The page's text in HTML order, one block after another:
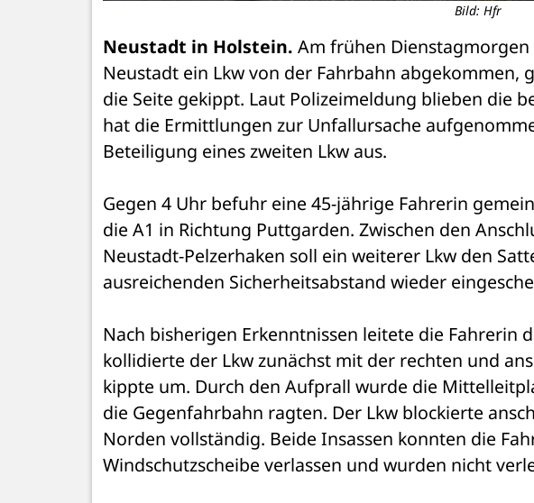
Bild: Hfr
Neustadt in Holstein. Am frühen
Neustadt ein Lkw von der Fahrbahn
die Seite gekippt. Laut Polizeimeldung blieben die
hat die Ermittlungen zur Unfallursache
Beteiligung eines zweiten Lkw aus.
Gegen 4 Uhr befuhr eine 45-jährige Fahrerin
die A1 in Richtung Puttgarden. Zwischen den
Neustadt-Pelzerhaken soll ein weiterer Lkw den
ausreichenden Sicherheitsabstand wieder
Nach bisherigen Erkenntnissen leitete die Fahrerin
kollidierte der Lkw zunächst mit der rechten und
kippte um. Durch den Aufprall wurde die
die Gegenfahrbahn ragten. Der Lkw blockierte
Norden vollständig. Beide Insassen konnten die
Windschutzscheibe verlassen und wurden nicht